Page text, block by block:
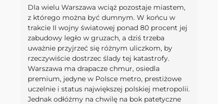
Dla wielu Warszawa wciąż pozostaje miastem,
z którego można być dumnym. W końcu w
trakcie II wojny światowej ponad 80 procent jej
zabudowy legło w gruzach, a dziś trzeba
uważnie przyjrzeć się różnym uliczkom, by
rzeczywiście dostrzec ślady tej katastrofy.
Warszawa ma drapacze chmur, osiedla
premium, jedyne w Polsce metro, prestiżowe
uczelnie i status największej polskiej metropolii.
Jednak odłóżmy na chwilę na bok patetyczne